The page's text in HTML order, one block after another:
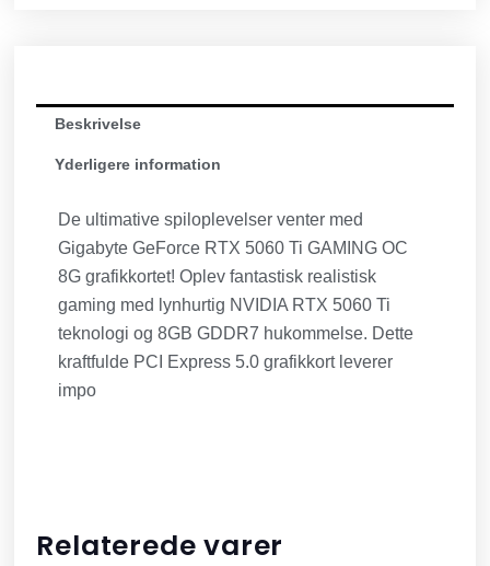
Beskrivelse
Yderligere information
De ultimative spiloplevelser venter med
Gigabyte GeForce RTX 5060 Ti GAMING OC
8G grafikkortet! Oplev fantastisk realistisk
gaming med lynhurtig NVIDIA RTX 5060 Ti
teknologi og 8GB GDDR7 hukommelse. Dette
kraftfulde PCI Express 5.0 grafikkort leverer
impo
Relaterede varer